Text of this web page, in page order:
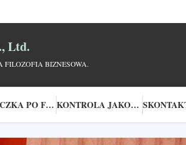
Ltd.
FILOZOFIA BIZNESOWA.
WYCIECZKA PO FABRYCE KONTROLA JAKOŚCI